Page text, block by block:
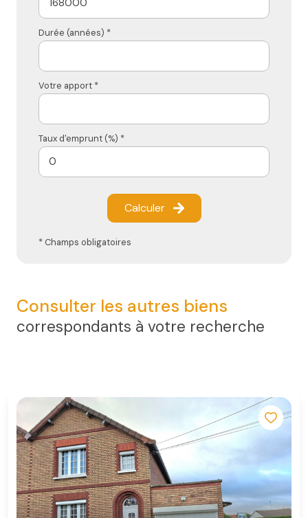
Durée (années) *
Votre apport *
Taux d'emprunt (%) *
Calculer
* Champs obligatoires
Consulter les autres biens
correspondants à votre recherche